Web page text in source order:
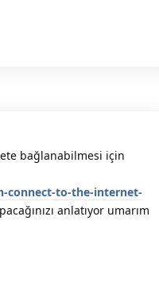
bağlanabilmesi için
connect-to-the-internet-
anlatıyor umarım